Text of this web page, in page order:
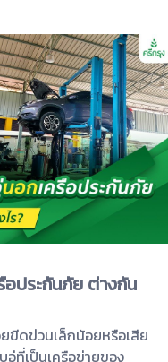
อประกันภัย ต่างกัน
ขีดข่วนเล็กน้อยหรือเสีย
ที่เป็นเครือข่ายของ